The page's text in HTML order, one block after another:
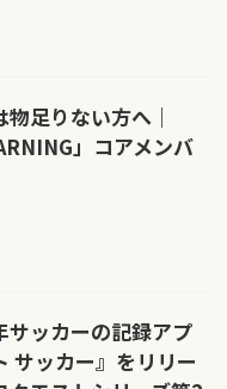
足りない方へ｜
」コアメンバ
サッカーの記録アプ
サッカー』をリリー